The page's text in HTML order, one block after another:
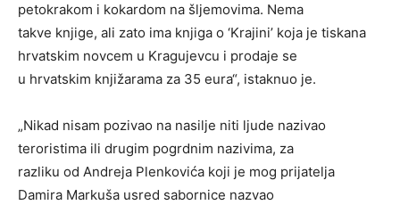
petokrakom i kokardom na šljemovima. Nema
takve knjige, ali zato ima knjiga o ‘Krajini’ koja je tiskana
hrvatskim novcem u Kragujevcu i prodaje se
u hrvatskim knjižarama za 35 eura“, istaknuo je.
„Nikad nisam pozivao na nasilje niti ljude nazivao
teroristima ili drugim pogrdnim nazivima, za
razliku od Andreja Plenkovića koji je mog prijatelja
Damira Markuša usred sabornice nazvao